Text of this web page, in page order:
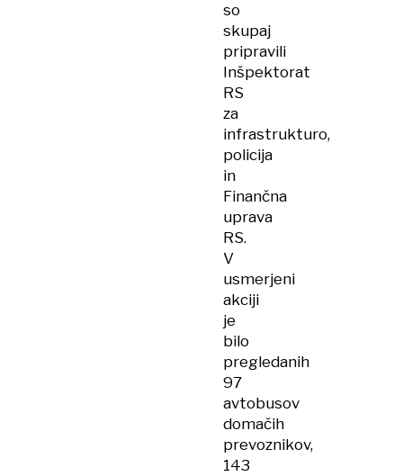
so
skupaj
pripravili
Inšpektorat
RS
za
infrastrukturo,
policija
in
Finančna
uprava
RS.
V
usmerjeni
akciji
je
bilo
pregledanih
97
avtobusov
domačih
prevoznikov,
143